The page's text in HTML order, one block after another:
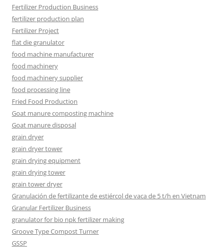
Fertilizer Production Business
fertilizer production plan
Fertilizer Project
flat die granulator
food machine manufacturer
food machinery
food machinery supplier
food processing line
Fried Food Production
Goat manure composting machine
Goat manure disposal
grain dryer
grain dryer tower
grain drying equipment
grain drying tower
grain tower dryer
Granulación de fertilizante de estiércol de vaca de 5 t/h en Vietnam
Granular Fertilizer Business
granulator for bio npk fertilizer making
Groove Type Compost Turner
GSSP